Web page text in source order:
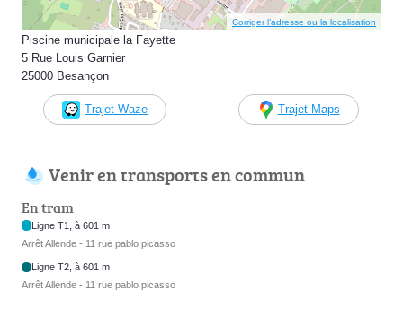
Corriger l’adresse ou la localisation
Piscine municipale la Fayette
5 Rue Louis Garnier
25000 Besançon
Trajet Waze Trajet Maps
Venir en transports en commun
En tram
Ligne T1, à 601 m
Arrêt Allende - 11 rue pablo picasso
Ligne T2, à 601 m
Arrêt Allende - 11 rue pablo picasso